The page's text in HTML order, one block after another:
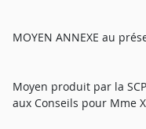
MOYEN ANNEXE au
Moyen produit par la
aux Conseils pour Mme